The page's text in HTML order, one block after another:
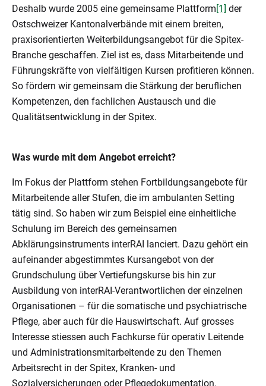
Deshalb wurde 2005 eine gemeinsame Plattform [1] der
Ostschweizer Kantonalverbände mit einem breiten,
praxisorientierten Weiterbildungsangebot für die Spitex-
Branche geschaffen. Ziel ist es, dass Mitarbeitende und
Führungskräfte von vielfältigen Kursen profitieren können.
So fördern wir gemeinsam die Stärkung der beruflichen
Kompetenzen, den fachlichen Austausch und die
Qualitätsentwicklung in der Spitex.
Was wurde mit dem Angebot erreicht?
Im Fokus der Plattform stehen Fortbildungsangebote für
Mitarbeitende aller Stufen, die im ambulanten Setting
tätig sind. So haben wir zum Beispiel eine einheitliche
Schulung im Bereich des gemeinsamen
Abklärungsinstruments interRAI lanciert. Dazu gehört ein
aufeinander abgestimmtes Kursangebot von der
Grundschulung über Vertiefungskurse bis hin zur
Ausbildung von interRAI-Verantwortlichen der einzelnen
Organisationen – für die somatische und psychiatrische
Pflege, aber auch für die Hauswirtschaft. Auf grosses
Interesse stiessen auch Fachkurse für operativ Leitende
und Administrationsmitarbeitende zu den Themen
Arbeitsrecht in der Spitex, Kranken- und
Sozialversicherungen oder Pflegedokumentation.